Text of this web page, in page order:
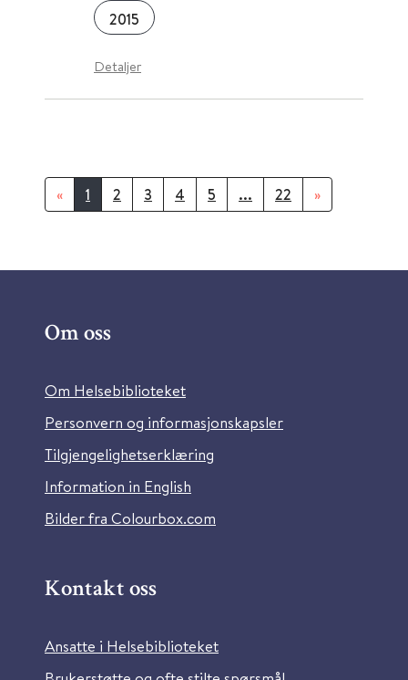
2015
Detaljer
« 1 2 3 4 5 ... 22 »
Om oss
Om Helsebiblioteket
Personvern og informasjonskapsler
Tilgjengelighetserklæring
Information in English
Bilder fra Colourbox.com
Kontakt oss
Ansatte i Helsebiblioteket